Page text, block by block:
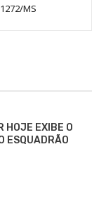
MS
HOJE EXIBE O
ESQUADRÃO